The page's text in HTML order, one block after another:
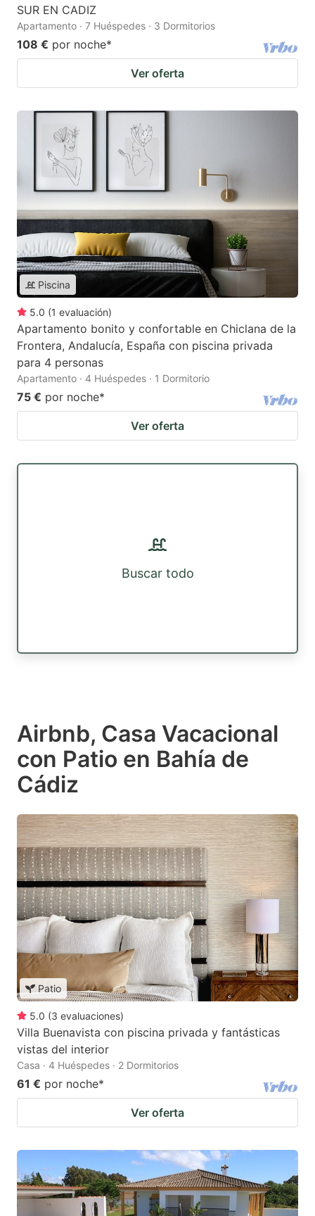
SUR EN CADIZ
Apartamento · 7 Huéspedes · 3 Dormitorios
108 € por noche*
Ver oferta
Piscina
5.0 (1 evaluación)
Apartamento bonito y confortable en Chiclana de la
Frontera, Andalucía, España con piscina privada
para 4 personas
Apartamento · 4 Huéspedes · 1 Dormitorio
75 € por noche*
Ver oferta
Buscar todo
Airbnb, Casa Vacacional
con Patio en Bahía de
Cádiz
Patio
5.0 (3 evaluaciones)
Villa Buenavista con piscina privada y fantásticas
vistas del interior
Casa · 4 Huéspedes · 2 Dormitorios
61 € por noche*
Ver oferta